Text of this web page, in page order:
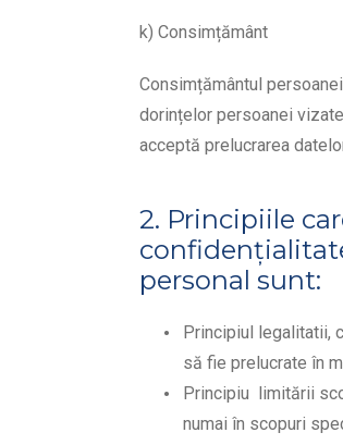
k) Consimțământ
Consimțământul
dorințelor persoanei
acceptă prelucrarea
2. Principiile
personal sunt:
Principiul legalitatii,
să fie prelucrate în
Principiu limitării
numai în scopuri